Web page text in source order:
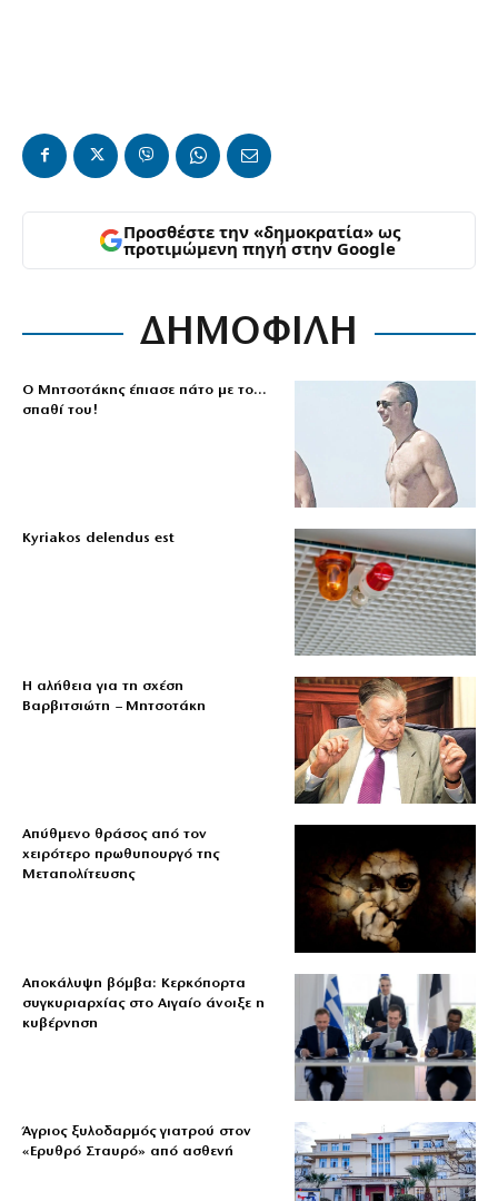
Προσθέστε την «δημοκρατία» ως
προτιμώμενη πηγή στην Google
ΔΗΜΟΦΙΛΗ
Ο Μητσοτάκης έπιασε πάτο με το…
σπαθί του!
Kyriakos delendus est
Η αλήθεια για τη σχέση
Βαρβιτσιώτη – Μητσοτάκη
Απύθμενο θράσος από τον
χειρότερο πρωθυπουργό της
Μεταπολίτευσης
Αποκάλυψη βόμβα: Κερκόπορτα
συγκυριαρχίας στο Αιγαίο άνοιξε η
κυβέρνηση
Άγριος ξυλοδαρμός γιατρού στον
«Ερυθρό Σταυρό» από ασθενή